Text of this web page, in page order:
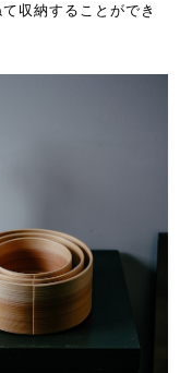
収納することができ